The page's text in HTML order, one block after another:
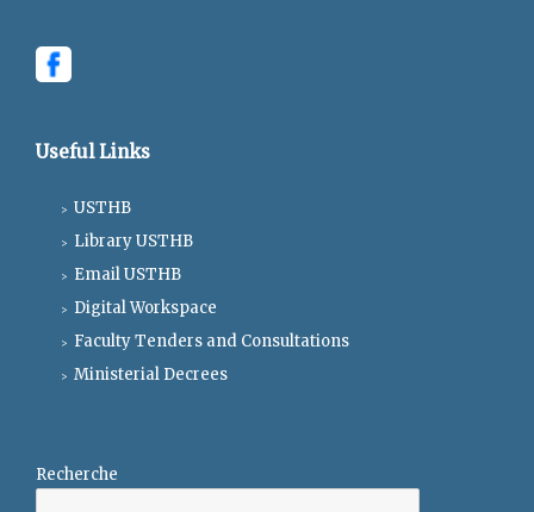
Useful Links
USTHB
Library USTHB
Email USTHB
Digital Workspace
Faculty Tenders and Consultations
Ministerial Decrees
Recherche